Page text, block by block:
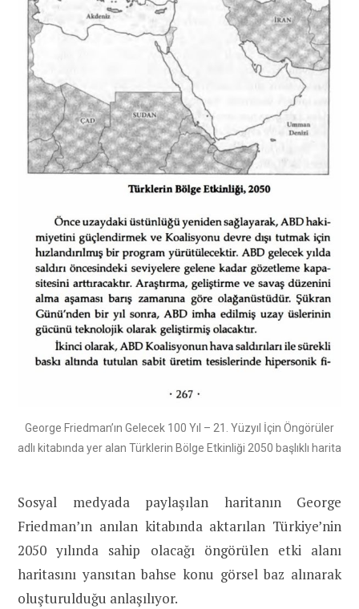
George Friedman’ın Gelecek 100 Yıl – 21. Yüzyıl İçin Öngörüler
adlı kitabında yer alan Türklerin Bölge Etkinliği 2050 başlıklı harita
Sosyal medyada paylaşılan haritanın George
Friedman’ın anılan kitabında aktarılan Türkiye’nin
2050 yılında sahip olacağı öngörülen etki alanı
haritasını yansıtan bahse konu görsel baz alınarak
oluşturulduğu anlaşılıyor.